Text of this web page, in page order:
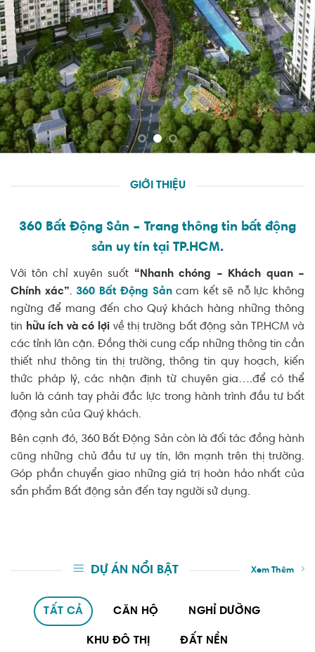
GIỚI THIỆU
360 Bất Động Sản – Trang thông tin bất động
sản uy tín tại TP.HCM.
Với tôn chỉ xuyên suốt “Nhanh chóng – Khách quan –
Chính xác”.360 Bất Động Sảncam kết sẽ nỗ lực không
ngừng để mang đến cho Quý khách hàng những thông
tin hữu ích và có lợi về thị trường bất động sản TP.HCM và
các tỉnh lân cận. Đồng thời cung cấp những thông tin cần
thiết như thông tin thị trường, thông tin quy hoạch, kiến
thức pháp lý, các nhận định từ chuyên gia….để có thể
luôn là cánh tay phải đắc lực trong hành trình đầu tư bất
động sản của Quý khách.
Bên cạnh đó, 360 Bất Động Sản còn là đối tác đồng hành
cũng những chủ đầu tư uy tín, lớn mạnh trên thị trường.
Góp phần chuyển giao những giá trị hoàn hảo nhất của
sẩn phẩm Bất động sản đến tay người sử dụng.
DỰ ÁN NỔI BẬT Xem Thêm
TẤT CẢ CĂN HỘ NGHỈ DƯỠNG
KHU ĐÔ THỊ ĐẤT NỀN